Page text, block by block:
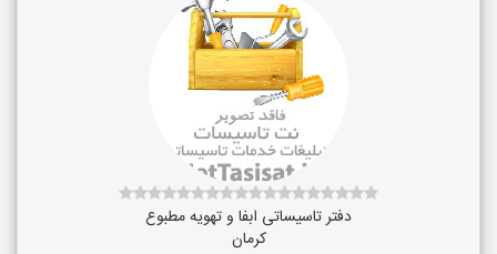
دفتر تاسیساتی ابفا و تهویه مطبوع
کرمان